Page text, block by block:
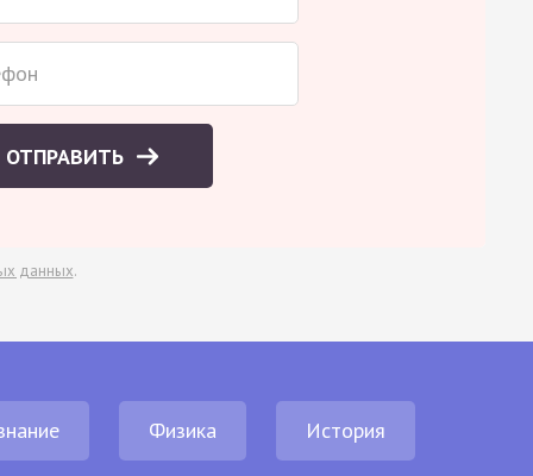
ОТПРАВИТЬ
данных.
Физика История